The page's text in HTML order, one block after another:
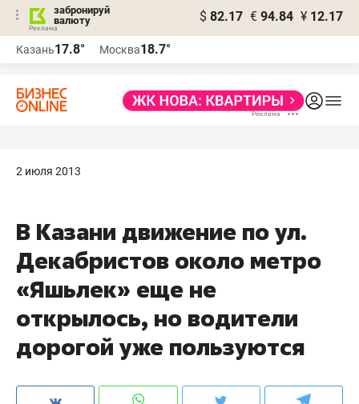
забронируй
валюту
$ 82.17 € 94.84 ¥ 12.17
Казань17.8° Москва18.7°
2 июля 2013
В Казани движение по ул.
Декабристов около метро
«Яшьлек» еще не
открылось, но водители
дорогой уже пользуются